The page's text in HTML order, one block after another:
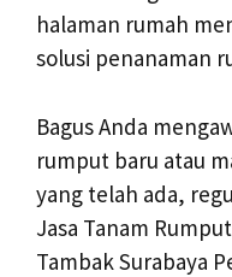
halaman rumah
solusi penanaman
Bagus Anda
rumput baru atau
yang telah ada,
Jasa Tanam
Tambak Surabaya